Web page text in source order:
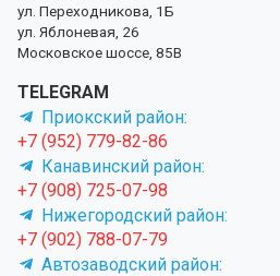
ул. Переходникова, 1Б
ул. Яблоневая, 26
Московское шоссе, 85В
TELEGRAM
Приокский район:
+7 (952) 779-82-86
Канавинский район:
+7 (908) 725-07-98
Нижегородский район:
+7 (902) 788-07-79
Автозаводский район: